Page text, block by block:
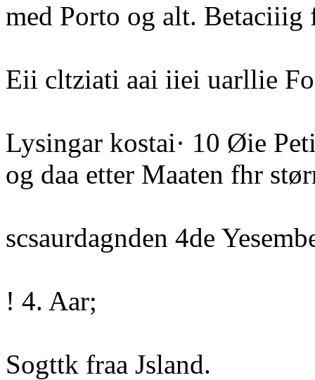
med Porto og alt. Betaciiig
Eii cltziati aai iiei uarllie
Lysingar kostai· 10 Øie
og daa etter Maaten fhr
scsaurdagnden 4de
! 4. Aar;
Sogttk fraa Jsland.